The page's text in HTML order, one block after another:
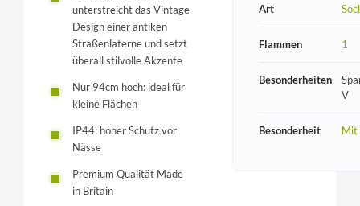
unterstreicht das Vintage
Design einer antiken
Straßenlaterne und setzt
überall stilvolle Akzente
Nur 94cm hoch: ideal für
kleine Flächen
IP44: hoher Schutz vor
Nässe
Premium Qualität Made
in Britain
Art
Flammen 1
Besonderheiten
V
Besonderheit Mit